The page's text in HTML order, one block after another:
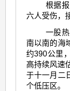
根据
六人受伤，
一股
南以南的海
约390公里
高持续风速
于十一月二
个低压区。